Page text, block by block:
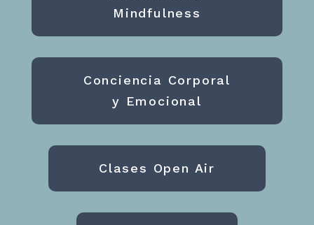
Mindfulness
Conciencia Corporal
y Emocional
Clases Open Air